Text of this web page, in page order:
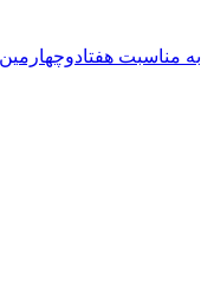
به مناسبت هفتادوچهارمین سالروز: